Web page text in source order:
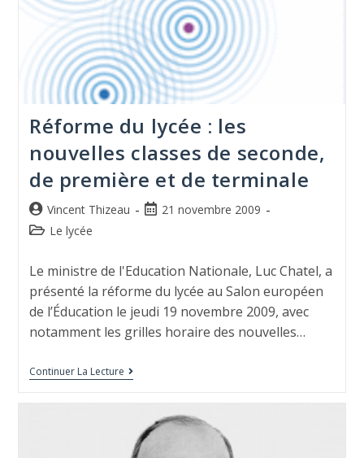
Réforme du lycée : les
nouvelles classes de seconde,
de première et de terminale
Vincent Thizeau
21 novembre 2009
Le lycée
Le ministre de l'Education Nationale, Luc Chatel, a
présenté la réforme du lycée au Salon européen
de l’Éducation le jeudi 19 novembre 2009, avec
notamment les grilles horaire des nouvelles…
Continuer La Lecture